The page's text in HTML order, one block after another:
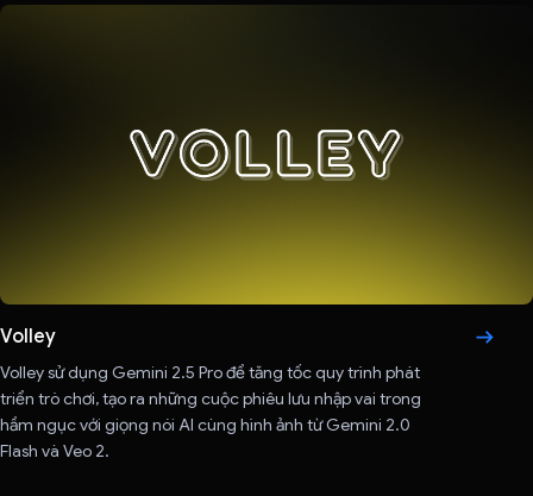
Volley
Volley sử dụng Gemini 2.5 Pro để tăng tốc quy trình phát
triển trò chơi, tạo ra những cuộc phiêu lưu nhập vai trong
hầm ngục với giọng nói AI cùng hình ảnh từ Gemini 2.0
Flash và Veo 2.